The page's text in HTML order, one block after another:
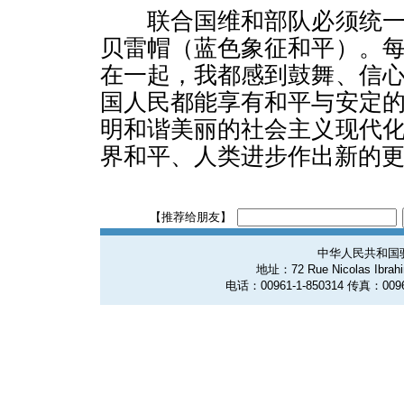
联合国维和部队必须统一
贝雷帽（蓝色象征和平）。
在一起，我都感到鼓舞、信
国人民都能享有和平与安定
明和谐美丽的社会主义现代
界和平、人类进步作出新的
【推荐给朋友】
中华人民共和国
地址：72 Rue Nicolas
电话：00961-1-850314 传真：